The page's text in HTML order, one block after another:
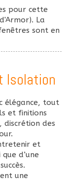
pour cette
La
sont en
Isolation
élégance, tout
et finitions
discrétion des
et
d’une
une